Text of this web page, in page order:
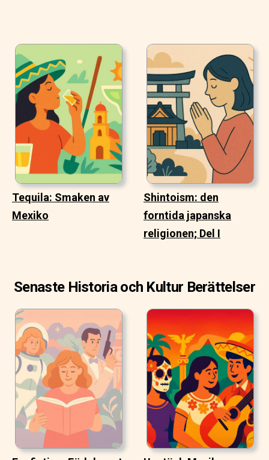
Tequila: Smaken av
Mexiko
Shintoism: den
forntida japanska
religionen; Del I
Senaste Historia och Kultur Berättelser